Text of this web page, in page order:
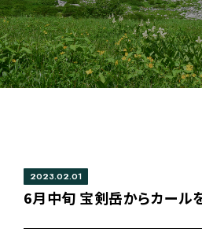
2023.02.01
6月中旬 宝剣岳からカール